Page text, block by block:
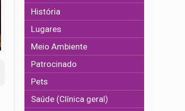
História
Lugares
Meio Ambiente
Patrocinado
Pets
Saúde (Clínica geral)